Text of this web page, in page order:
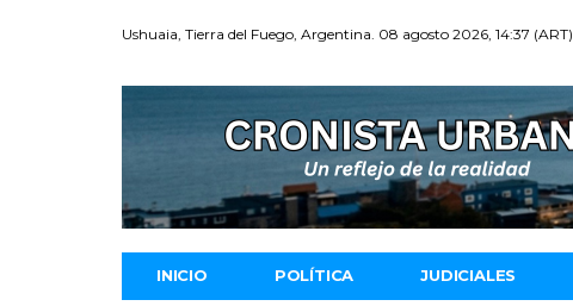
Ushuaia, Tierra del Fuego, Argentina. 08 agosto 2026, 14:37 (ART)
INICIO POLÍTICA JUDICIALES